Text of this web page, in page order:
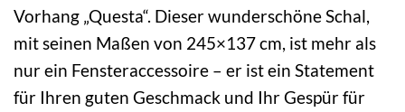
Vorhang „Questa“. Dieser wunderschöne Schal,
mit seinen Maßen von 245×137 cm, ist mehr als
nur ein Fensteraccessoire – er ist ein Statement
für Ihren guten Geschmack und Ihr Gespür für